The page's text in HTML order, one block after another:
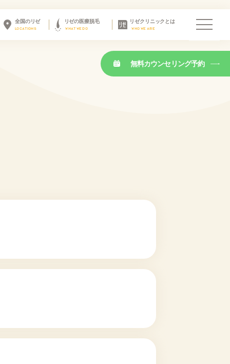
全国のリゼ
LOCATIONS
リゼの医療脱毛
WHAT WE DO
リゼクリニックとは
WHO WE ARE
無料カウンセリング予約